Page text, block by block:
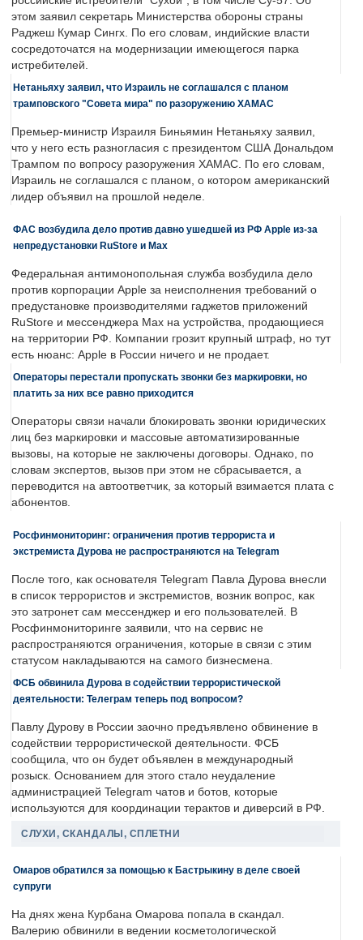
этом заявил секретарь Министерства обороны страны
Раджеш Кумар Сингх. По его словам, индийские власти
сосредоточатся на модернизации имеющегося парка
истребителей.
Нетаньяху заявил, что Израиль не соглашался с планом
трамповского "Совета мира" по разоружению ХАМАС
Премьер-министр Израиля Биньямин Нетаньяху заявил,
что у него есть разногласия с президентом США Дональдом
Трампом по вопросу разоружения ХАМАС. По его словам,
Израиль не соглашался с планом, о котором американский
лидер объявил на прошлой неделе.
ФАС возбудила дело против давно ушедшей из РФ Apple из-за
непредустановки RuStore и Max
Федеральная антимонопольная служба возбудила дело
против корпорации Apple за неисполнения требований о
предустановке производителями гаджетов приложений
RuStore и мессенджера Max на устройства, продающиеся
на территории РФ. Компании грозит крупный штраф, но тут
есть нюанс: Apple в России ничего и не продает.
Операторы перестали пропускать звонки без маркировки, но
платить за них все равно приходится
Операторы связи начали блокировать звонки юридических
лиц без маркировки и массовые автоматизированные
вызовы, на которые не заключены договоры. Однако, по
словам экспертов, вызов при этом не сбрасывается, а
переводится на автоответчик, за который взимается плата с
абонентов.
Росфинмониторинг: ограничения против террориста и
экстремиста Дурова не распространяются на Telegram
После того, как основателя Telegram Павла Дурова внесли
в список террористов и экстремистов, возник вопрос, как
это затронет сам мессенджер и его пользователей. В
Росфинмониторинге заявили, что на сервис не
распространяются ограничения, которые в связи с этим
статусом накладываются на самого бизнесмена.
ФСБ обвинила Дурова в содействии террористической
деятельности: Телеграм теперь под вопросом?
Павлу Дурову в России заочно предъявлено обвинение в
содействии террористической деятельности. ФСБ
сообщила, что он будет объявлен в международный
розыск. Основанием для этого стало неудаление
администрацией Telegram чатов и ботов, которые
используются для координации терактов и диверсий в РФ.
СЛУХИ, СКАНДАЛЫ, СПЛЕТНИ
Омаров обратился за помощью к Бастрыкину в деле своей
супруги
На днях жена Курбана Омарова попала в скандал.
Валерию обвинили в ведении косметологической